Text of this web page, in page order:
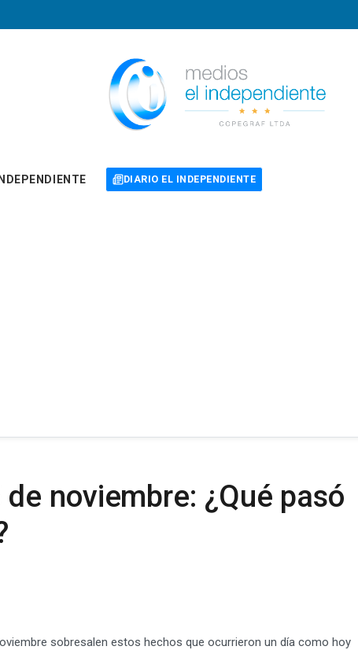
DIARIO EL INDEPENDIENTE
noviembre: ¿Qué pasó
sobresalen estos hechos que ocurrieron un día como hoy